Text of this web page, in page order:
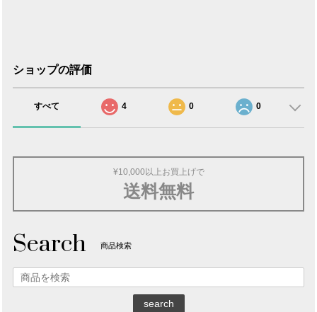
ショップの評価
すべて 4 0 0
¥10,000以上お買上げで
送料無料
Search 商品検索
search